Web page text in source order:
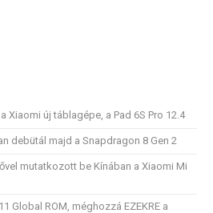
Xiaomi új táblagépe, a Pad 6S Pro 12.4
debütál majd a Snapdragon 8 Gen 2
mutatkozott be Kínában a Xiaomi Mi
Global ROM, méghozzá EZEKRE a